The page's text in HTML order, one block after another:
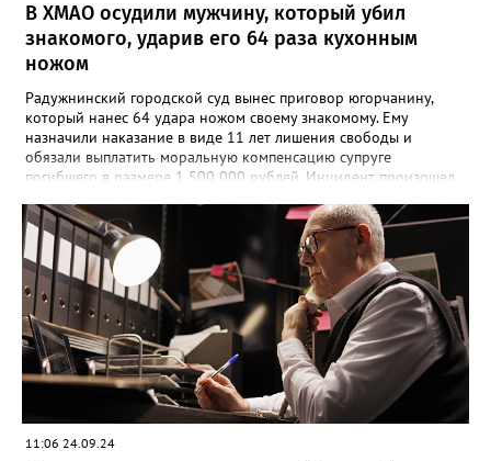
В ХМАО осудили мужчину, который убил
знакомого, ударив его 64 раза кухонным
ножом
Радужнинский городской суд вынес приговор югорчанину,
который нанес 64 удара ножом своему знакомому. Ему
назначили наказание в виде 11 лет лишения свободы и
обязали выплатить моральную компенсацию супруге
погибшего в размере 1 500 000 рублей. Инцидент произошел
своим знакомым в тамбуре жилого дома. Произошла потасовка
и югорчанин совершил убийство кухонным ножом. Он нанес
потерпевшему 64 удара по различным частям тела, которые
стали причиной смерти. Во время судебного заседания
югорчанин признал свою вину, но от дачи показаний
отказался.
11:06 24.09.24